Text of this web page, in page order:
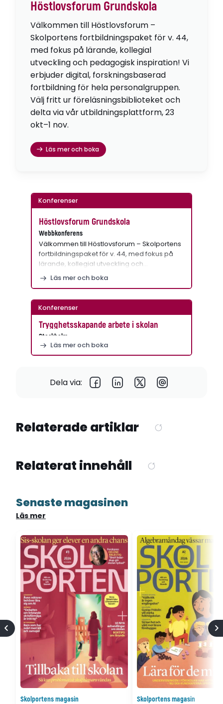
Höstlovsforum Grundskola
Välkommen till Höstlovsforum –
Skolportens fortbildningspaket för v. 44,
med fokus på lärande, kollegial
utveckling och pedagogisk inspiration! Vi
erbjuder digital, forskningsbaserad
fortbildning för hela personalgruppen.
Välj fritt ur föreläsningsbiblioteket och
delta via vår utbildningsplattform, 23
okt–1 nov.
Läs mer och boka
Konferenser
Höstlovsforum Grundskola
Webbkonferens
Välkommen till Höstlovsforum – Skolportens
fortbildningspaket för v. 44, med fokus på
lärande, kollegial utveckling och…
Läs mer och boka
Konferenser
Trygghetsskapande arbete i skolan
Stockholm
Läs mer och boka
Dela via:
Relaterade artiklar
Relaterat innehåll
Senaste magasinen
Läs mer
Skolportens magasin
Skolportens magasin